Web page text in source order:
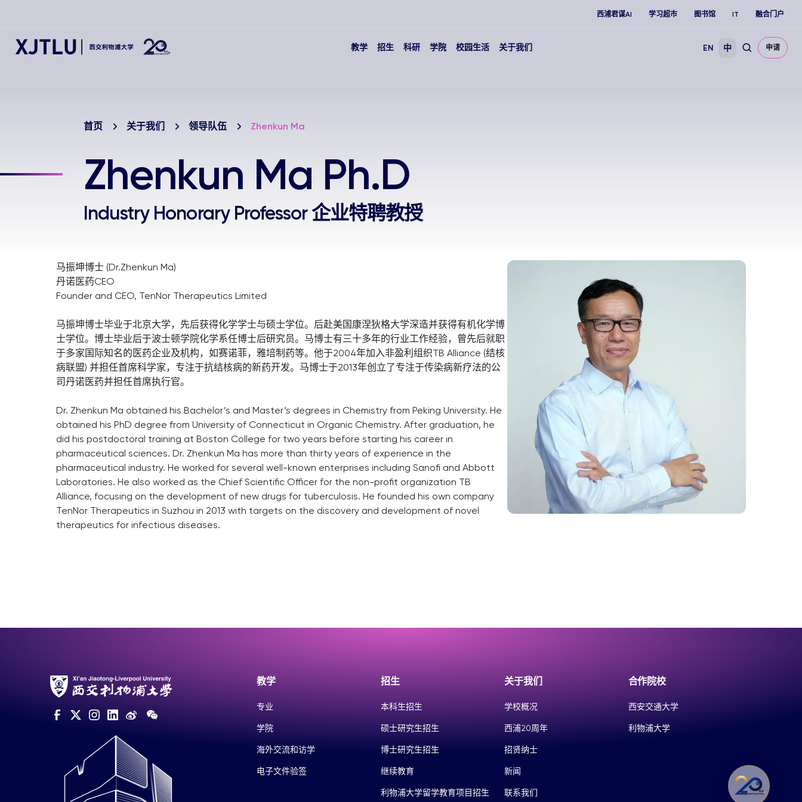
西浦君谋AI 学习超市 图书馆 IT 融合门户
教学 招生 科研 学院 校园生活 关于我们 EN 中 申请
首页 关于我们 领导队伍 Zhenkun Ma
Zhenkun Ma Ph.D
Industry Honorary Professor 企业特聘教授
马振坤博士 (Dr.Zhenkun Ma)
丹诺医药CEO
Founder and CEO, TenNor Therapeutics Limited
马振坤博士毕业于北京大学，先后获得化学学士与硕士学位。后赴美国康涅狄格大学深造并获得有机化学博
士学位。博士毕业后于波士顿学院化学系任博士后研究员。马博士有三十多年的行业工作经验，曾先后就职
于多家国际知名的医药企业及机构，如赛诺菲，雅培制药等。他于2004年加入非盈利组织TB Alliance (结核
病联盟) 并担任首席科学家，专注于抗结核病的新药开发。马博士于2013年创立了专注于传染病新疗法的公
司丹诺医药并担任首席执行官。
Dr. Zhenkun Ma obtained his Bachelor’s and Master’s degrees in Chemistry from Peking University. He
obtained his PhD degree from University of Connecticut in Organic Chemistry. After graduation, he
did his postdoctoral training at Boston College for two years before starting his career in
pharmaceutical sciences. Dr. Zhenkun Ma has more than thirty years of experience in the
pharmaceutical industry. He worked for several well-known enterprises including Sanofi and Abbott
Laboratories. He also worked as the Chief Scientific Officer for the non-profit organization TB
Alliance, focusing on the development of new drugs for tuberculosis. He founded his own company
TenNor Therapeutics in Suzhou in 2013 with targets on the discovery and development of novel
therapeutics for infectious diseases.
教学
专业
学院
海外交流和访学
电子文件验签
招生
本科生招生
硕士研究生招生
博士研究生招生
继续教育
利物浦大学留学教育项目招生
关于我们
学校概况
西浦20周年
招贤纳士
新闻
联系我们
合作院校
西安交通大学
利物浦大学